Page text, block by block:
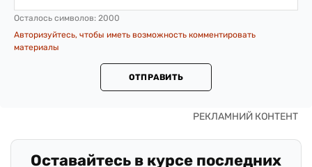
Осталось символов: 2000
Авторизуйтесь, чтобы иметь возможность комментировать
материалы
ОТПРАВИТЬ
Оставайтесь в курсе последних